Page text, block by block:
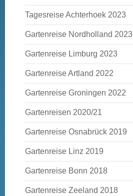
Tagesreise Achterhoek 2023
Gartenreise Nordholland 2023
Gartenreise Limburg 2023
Gartenreise Artland 2022
Gartenreise Groningen 2022
Gartenreisen 2020/21
Gartenreise Osnabrück 2019
Gartenreise Linz 2019
Gartenreise Bonn 2018
Gartenreise Zeeland 2018